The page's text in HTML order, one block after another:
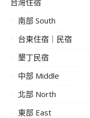
南部 South
台東住宿｜民宿
墾丁民宿
中部 Middle
北部 North
東部 East